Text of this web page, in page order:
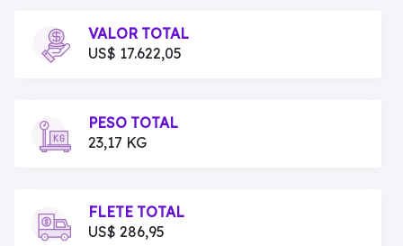
VALOR TOTAL
US$ 17.622,05
PESO TOTAL
23,17 KG
FLETE TOTAL
US$ 286,95